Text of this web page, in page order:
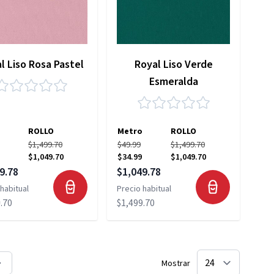
Liso Rosa Pastel
ROLLO
$1,499.70
$1,049.70
Royal Liso Verde
Esmeralda
Metro
ROLLO
$49.99
$34.99
$1,499.70
$1,049.70
Precio especial
$1,049.78
Precio habitual
$1,499.70
Mostrar